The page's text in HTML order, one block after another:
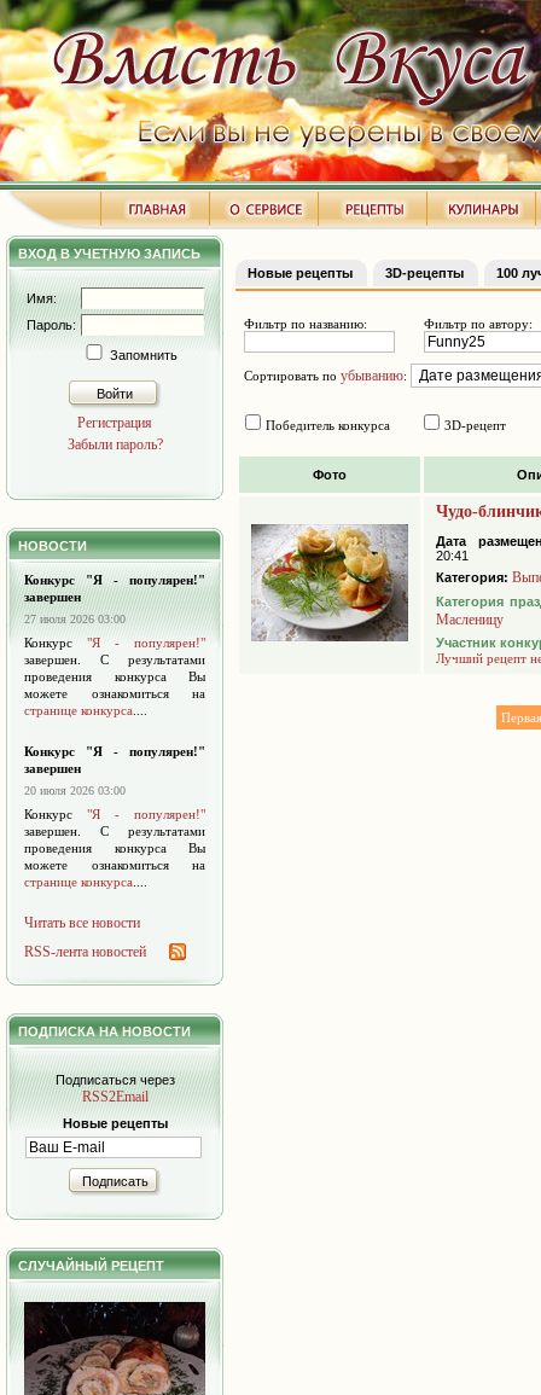
ВХОД В УЧЕТНУЮ ЗАПИСЬ
Имя:
Пароль:
Запомнить
Войти
Регистрация
Забыли пароль?
НОВОСТИ
Конкурс "Я - популярен!"
завершен
27 июля 2026 03:00
Конкурс "Я - популярен!"
завершен. С результатами
проведения конкурса Вы
можете ознакомиться на
странице конкурса
Конкурс "Я - популярен!"
завершен
20 июля 2026 03:00
Конкурс "Я - популярен!"
завершен. С результатами
проведения конкурса Вы
можете ознакомиться на
странице конкурса
Читать все новости
RSS-лента новостей
ПОДПИСКА НА НОВОСТИ
Подписаться через
RSS2Email
Новые рецепты
Подписать
СЛУЧАЙНЫЙ РЕЦЕПТ
Новые рецепты 3D-рецепты 100
Фильтр по названию: Фильтр по автору:
Сортировать по убыванию:
Победитель конкурса 3D-рецепт
Фото
Чудо-
Дата
20:41
Категория:
Категория
Масленицу
Участник
Лучший рецепт
Первая